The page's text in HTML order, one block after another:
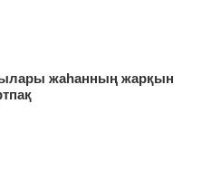
жаһанның жарқын